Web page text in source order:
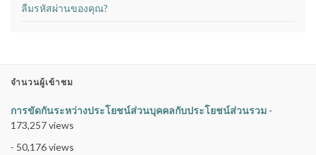
ลืมรหัสผ่านของคุณ?
จำนวนผู้เข้าชม
การขัดกันระหว่างประโยชน์ส่วนบุคคลกับประโยชน์ส่วนรวม -
173,257 views
- 50,176 views